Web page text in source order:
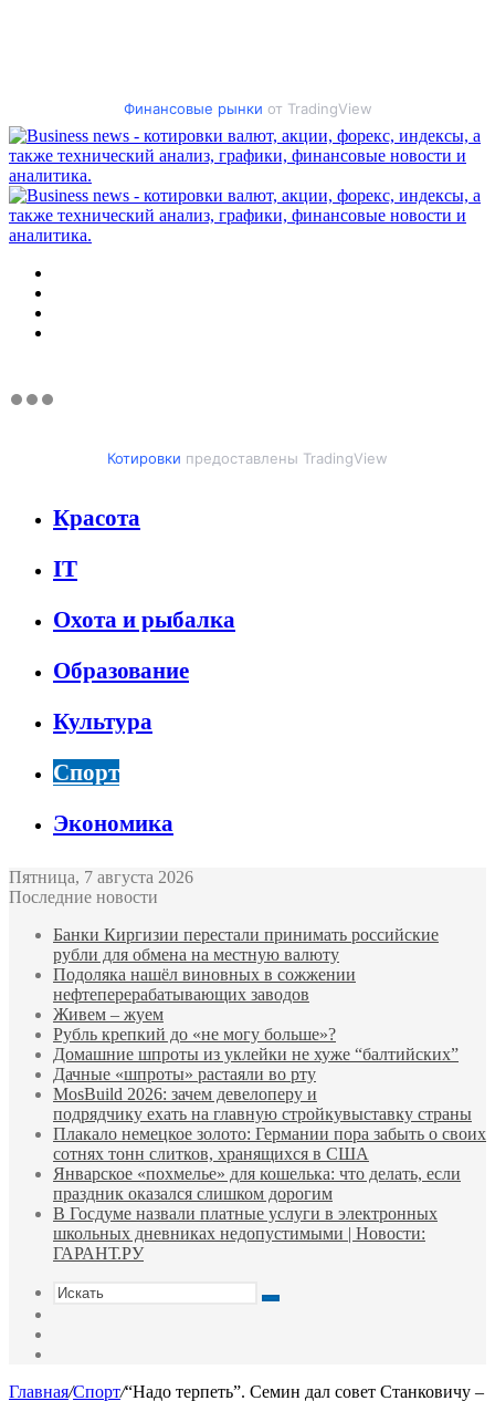
Финансовые рынки от TradingView
Котировки предоставлены TradingView
Красота
IT
Охота и рыбалка
Образование
Культура
Спорт
Экономика
Пятница, 7 августа 2026
Последние новости
Банки Киргизии перестали принимать российские
рубли для обмена на местную валюту
Подоляка нашёл виновных в сожжении
нефтеперерабатывающих заводов
Живем – жуем
Рубль крепкий до «не могу больше»?
Домашние шпроты из уклейки не хуже “балтийских”
Дачные «шпроты» растаяли во рту
MosBuild 2026: зачем девелоперу и
подрядчиĸу ехать на главную стройĸувыставĸу страны
Плакало немецкое золото: Германии пора забыть о своих
сотнях тонн слитков, хранящихся в США
Январское «похмелье» для кошелька: что делать, если
праздник оказался слишком дорогим
В Госдуме назвали платные услуги в электронных
школьных дневниках недопустимыми | Новости:
ГАРАНТ.РУ
Искать
Главная/Спорт/“Надо терпеть”. Семин дал совет Станковичу –